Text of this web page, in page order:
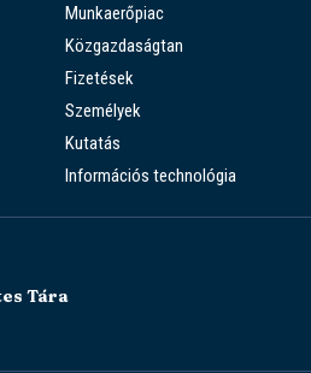
Munkaerőpiac
Közgazdaságtan
Fizetések
Személyek
Kutatás
Információs technológia
Tára